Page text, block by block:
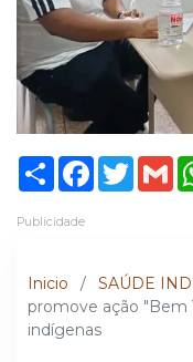
ShareFacebook
Publicidade
Inicio / SAÚDE
promove ação "Bem
indígenas